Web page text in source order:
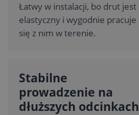
Łatwy w instalacji, bo drut jest
elastyczny i wygodnie pracuje
się z nim w terenie.
Stabilne
prowadzenie na
dłuższych odcinkach